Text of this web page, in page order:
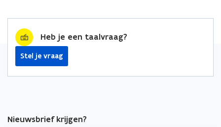
Heb je een taalvraag?
Stel je vraag
Nieuwsbrief krijgen?